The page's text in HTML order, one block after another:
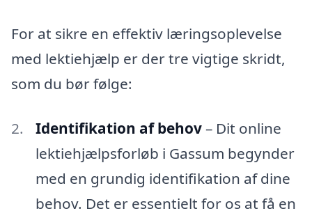
For at sikre en effektiv læringsoplevelse
med lektiehjælp er der tre vigtige skridt,
som du bør følge:
Identifikation af behov– Dit online
lektiehjælpsforløb i Gassum begynder
med en grundig identifikation af dine
behov. Det er essentielt for os at få en